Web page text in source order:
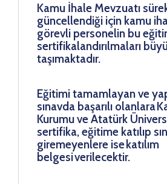
Kamu İhale Mevzuatı
güncellendiği için kamu
görevli personelin bu
sertifikalandırılmaları
taşımaktadır.
Eğitimi tamamlayan ve
sınavda başarılı olanlara
Kurumu ve Atatürk
sertifika, eğitime katılıp
giremeyenlere ise katılım
belgesi verilecektir.